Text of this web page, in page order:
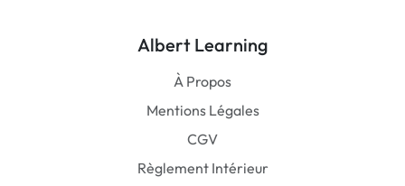
Albert Learning
À Propos
Mentions Légales
CGV
Règlement Intérieur